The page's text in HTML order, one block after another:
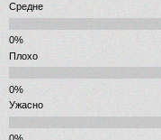
Средне
Плохо
Ужасно